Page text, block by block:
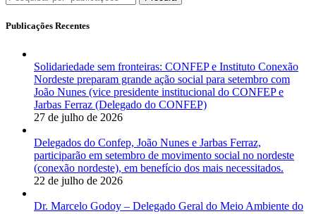
Publicações Recentes
Solidariedade sem fronteiras: CONFEP e Instituto Conexão
Nordeste preparam grande ação social para setembro com
João Nunes (vice presidente institucional do CONFEP e
Jarbas Ferraz (Delegado do CONFEP)
27 de julho de 2026
Delegados do Confep, João Nunes e Jarbas Ferraz,
participarão em setembro de movimento social no nordeste
(conexão nordeste), em benefício dos mais necessitados.
22 de julho de 2026
Dr. Marcelo Godoy – Delegado Geral do Meio Ambiente do